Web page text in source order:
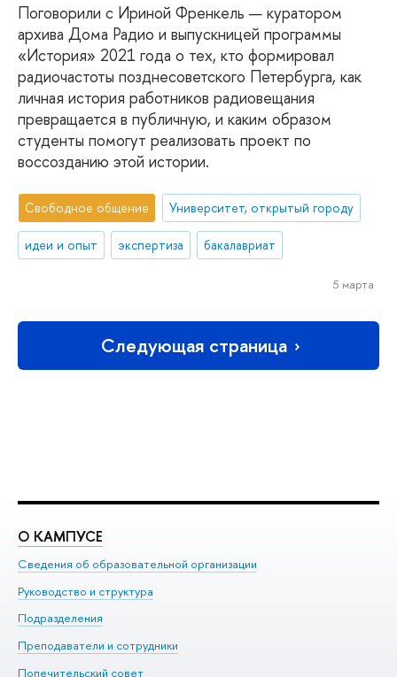
Поговорили с Ириной Френкель — куратором
архива Дома Радио и выпускницей программы
«История» 2021 года о тех, кто формировал
радиочастоты позднесоветского Петербурга, как
личная история работников радиовещания
превращается в публичную, и каким образом
студенты помогут реализовать проект по
воссозданию этой истории.
Свободное общение Университет, открытый городу
идеи и опыт экспертиза бакалавриат
5 марта
Следующая страница
О КАМПУСЕ
Сведения об образовательной организации
Руководство и структура
Подразделения
Преподаватели и сотрудники
Попечительский совет